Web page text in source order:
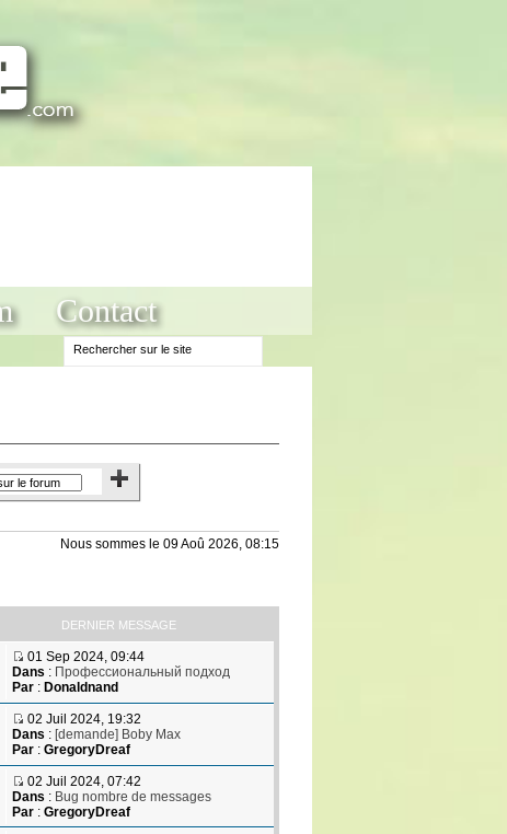
Contact
Nous sommes le 09 Aoû 2026, 08:15
DERNIER MESSAGE
01 Sep 2024, 09:44
Dans : Профессиональный подход
Par: Donaldnand
02 Juil 2024, 19:32
Dans : [demande] Boby Max
Par: GregoryDreaf
02 Juil 2024, 07:42
Dans : Bug nombre de messages
Par: GregoryDreaf